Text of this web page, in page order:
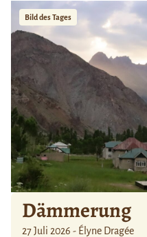
Bild des Tages
Dämmerung
27 Juli 2026 - Élyne Dragée